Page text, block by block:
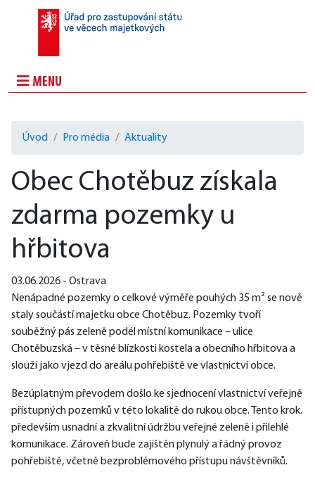
MENU
Úvod Pro média Aktuality
Obec Chotěbuz získala
zdarma pozemky u
hřbitova
03.06.2026 - Ostrava
Nenápadné pozemky o celkové výměře pouhých 35 m² se nově
staly součástí majetku obce Chotěbuz. Pozemky tvoří
souběžný pás zeleně podél místní komunikace – ulice
Chotěbuzská – v těsné blízkosti kostela a obecního hřbitova a
slouží jako vjezd do areálu pohřebiště ve vlastnictví obce.
Bezúplatným převodem došlo ke sjednocení vlastnictví veřejně
přístupných pozemků v této lokalitě do rukou obce. Tento krok.
především usnadní a zkvalitní údržbu veřejné zeleně i přilehlé
komunikace. Zároveň bude zajištěn plynulý a řádný provoz
pohřebiště, včetně bezproblémového přístupu návštěvníků.